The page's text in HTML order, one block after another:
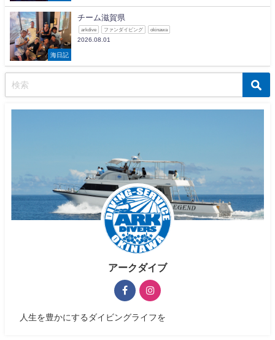
海日記
チーム滋賀県
arkdive ファンダイビング okinawa
2026.08.01
アークダイブ
人生を豊かにするダイビングライフを